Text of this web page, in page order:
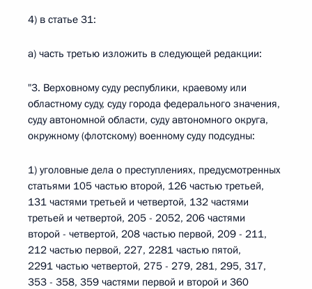
4) в статье 31:
а) часть третью изложить в следующей редакции:
"3. Верховному суду республики, краевому или
областному суду, суду города федерального значения,
суду автономной области, суду автономного округа,
окружному (флотскому) военному суду подсудны:
1) уголовные дела о преступлениях, предусмотренных
статьями 105 частью второй, 126 частью третьей,
131 частями третьей и четвертой, 132 частями
третьей и четвертой, 205 - 2052, 206 частями
второй - четвертой, 208 частью первой, 209 - 211,
212 частью первой, 227, 2281 частью пятой,
2291 частью четвертой, 275 - 279, 281, 295, 317,
353 - 358, 359 частями первой и второй и 360